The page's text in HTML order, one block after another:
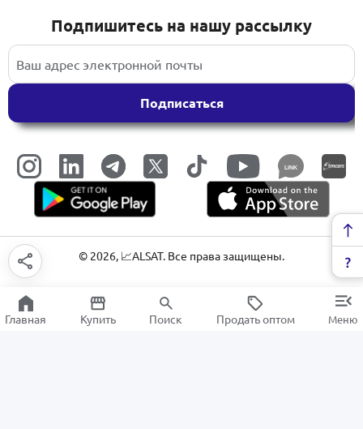
Подпишитесь на нашу рассылку
Подписаться
LINK
© 2026, 📈ALSAT. Все права защищены.
Главная Купить Поиск Продать оптом Меню